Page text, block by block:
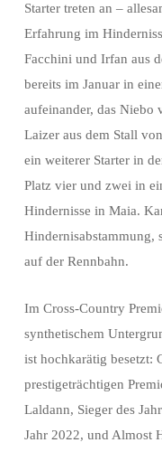
Starter treten an –
Erfahrung im
Facchini und Irfan aus
bereits im Januar in
aufeinander, das Niebo
Laizer aus dem Stall
ein weiterer Starter in
Platz vier und zwei in
Hindernisse in Maia.
Hindernisabstammung,
auf der Rennbahn.
Im Cross-Country
synthetischem
ist hochkarätig besetzt:
prestigeträchtigen
Laldann, Sieger des
Jahr 2022, und Almost